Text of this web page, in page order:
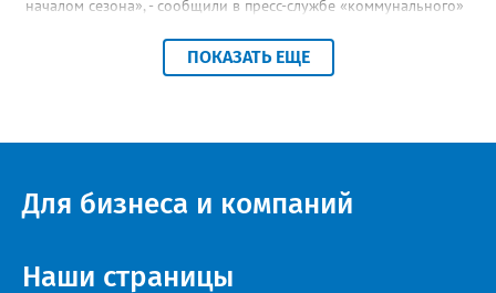
началом сезона», - сообщили в пресс-службе «коммунального»
6 вопросов. Южноуральцам, например, предлагают поделиться
опасениями, мучающими их накануне зимы. Среди вариантов:
компании – в диапазоне от «Безусловно хорошо» до
действительно важны для людей», - утверждают в
министерстве.
ПОКАЗАТЬ ЕЩЕ
Для бизнеса и компаний
Наши страницы